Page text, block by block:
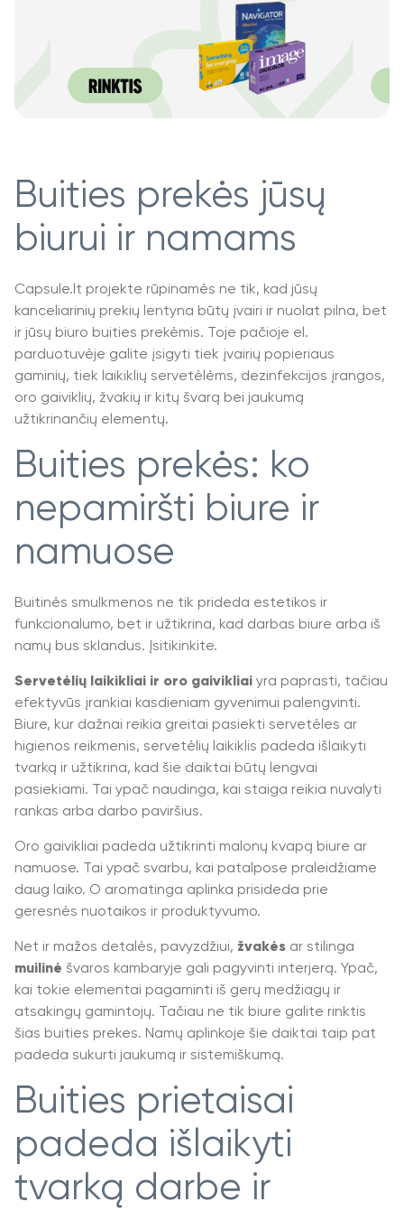
Buities prekės jūsų
biurui ir namams
Capsule.lt projekte rūpinamės ne tik, kad jūsų
kanceliarinių prekių lentyna būtų įvairi ir nuolat pilna, bet
ir jūsų biuro buities prekėmis. Toje pačioje el.
parduotuvėje galite įsigyti tiek įvairių popieriaus
gaminių, tiek laikiklių servetėlėms, dezinfekcijos įrangos,
oro gaiviklių, žvakių ir kitų švarą bei jaukumą
užtikrinančių elementų.
Buities prekės: ko
nepamiršti biure ir
namuose
Buitinės smulkmenos ne tik prideda estetikos ir
funkcionalumo, bet ir užtikrina, kad darbas biure arba iš
namų bus sklandus. Įsitikinkite.
Servetėlių laikikliai ir oro gaivikliai yra paprasti, tačiau
efektyvūs įrankiai kasdieniam gyvenimui palengvinti.
Biure, kur dažnai reikia greitai pasiekti servetėles ar
higienos reikmenis, servetėlių laikiklis padeda išlaikyti
tvarką ir užtikrina, kad šie daiktai būtų lengvai
pasiekiami. Tai ypač naudinga, kai staiga reikia nuvalyti
rankas arba darbo paviršius.
Oro gaivikliai padeda užtikrinti malonų kvapą biure ar
namuose. Tai ypač svarbu, kai patalpose praleidžiame
daug laiko. O aromatinga aplinka prisideda prie
geresnės nuotaikos ir produktyvumo.
Net ir mažos detalės, pavyzdžiui, žvakės ar stilinga
muilinė švaros kambaryje gali pagyvinti interjerą. Ypač,
kai tokie elementai pagaminti iš gerų medžiagų ir
atsakingų gamintojų. Tačiau ne tik biure galite rinktis
šias buities prekes. Namų aplinkoje šie daiktai taip pat
padeda sukurti jaukumą ir sistemiškumą.
Buities prietaisai
padeda išlaikyti
tvarką darbe ir